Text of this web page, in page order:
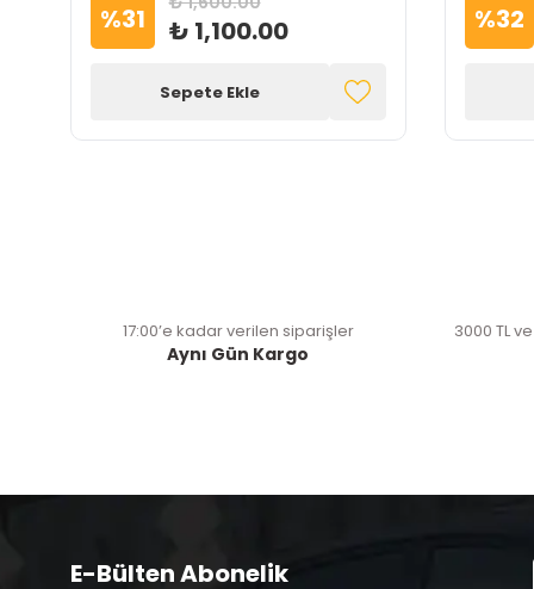
%31 ₺ 1,100.00
Sepete Ekle
%32
17:00’e kadar verilen siparişler
Aynı Gün Kargo
3000 TL
E-Bülten Abonelik